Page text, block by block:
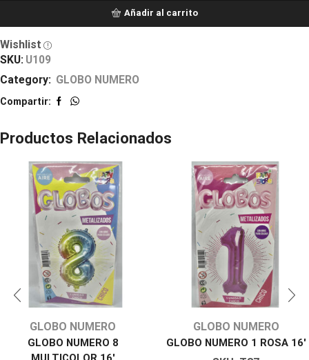
Añadir al carrito
Wishlist
SKU: U109
Category: GLOBO NUMERO
Compartir:
Productos Relacionados
GLOBO NUMERO
GLOBO NUMERO 8
GLOBO NUMERO
GLOBO NUMERO 1 ROSA 16′